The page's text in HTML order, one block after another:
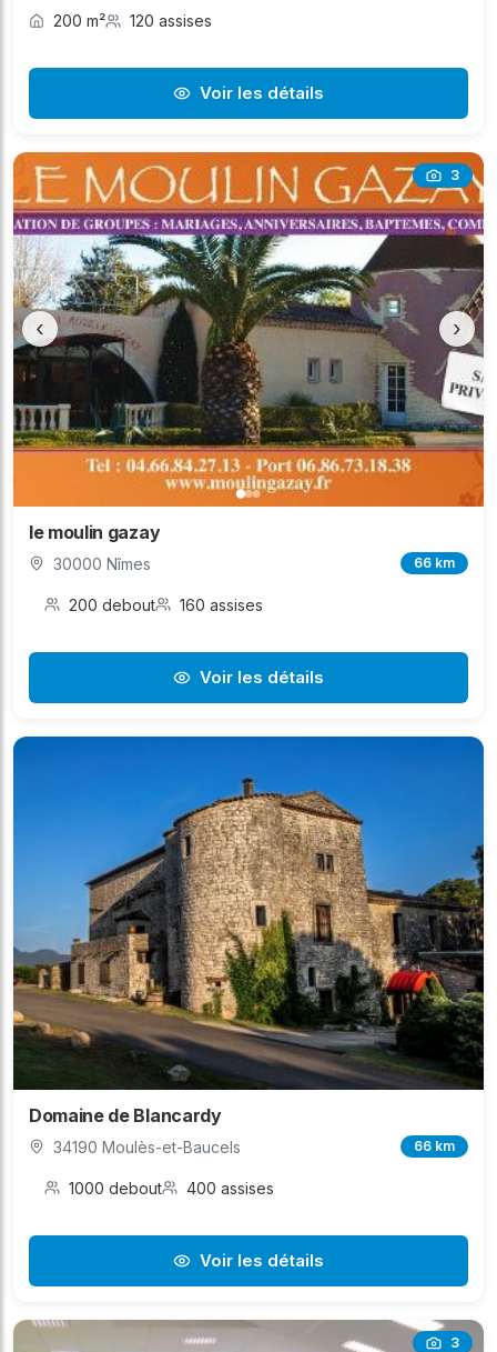
200 m² 120 assises
Voir les détails
3
‹ ›
le moulin gazay
30000 Nîmes 66 km
200 debout 160 assises
Voir les détails
Domaine de Blancardy
34190 Moulès-et-Baucels 66 km
1000 debout 400 assises
Voir les détails
3